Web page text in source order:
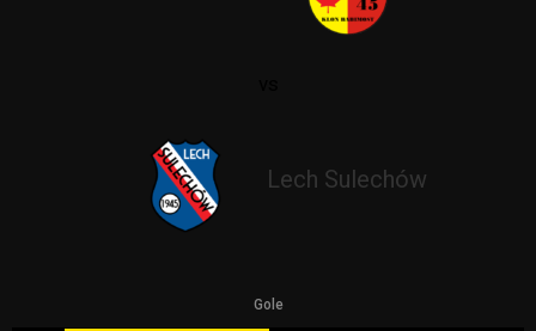
Lech Sulechów
Gole